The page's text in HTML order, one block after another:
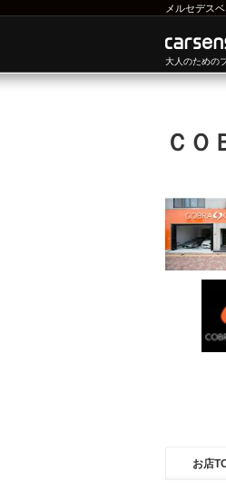
メルセデス
大人のための
Ｃ
お店